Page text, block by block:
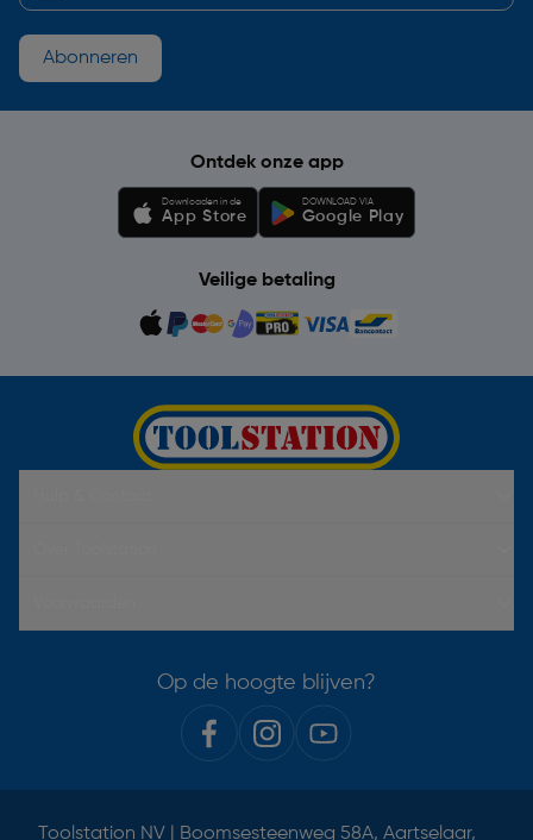
Abonneren
Ontdek onze app
Downloaden in de
App Store
DOWNLOAD VIA
Google Play
Veilige betaling
Op de hoogte blijven?
Toolstation NV | Boomsesteenweg 58A, Aartselaar,